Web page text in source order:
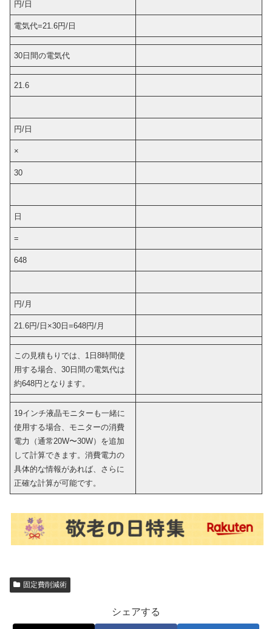
円/日
電気代=21.6円/日
30日間の電気代
21.6
円/日
×
30
日
=
648
円/月
21.6円/日×30日=648円/月
この見積もりでは、1日8時間使
用する場合、30日間の電気代は
約648円となります。
19インチ液晶モニターも一緒に
使用する場合、モニターの消費
電力（通常20W〜30W）を追加
して計算できます。消費電力の
具体的な情報があれば、さらに
正確な計算が可能です。
固定費削減術
シェアする